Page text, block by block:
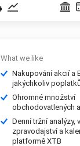
What we like
Nakupování akcií a
jakýchkoliv poplatků
Ohromné množství
obchodovatlených
Denní tržní analýzy,
zpravodajství a
platformě XTB